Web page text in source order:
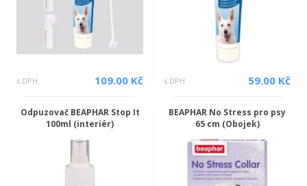
s DPH 109.00 Kč s DPH 59.00 Kč
Odpuzovač BEAPHAR Stop It
100ml (interiér)
BEAPHAR No Stress pro psy
65 cm (Obojek)